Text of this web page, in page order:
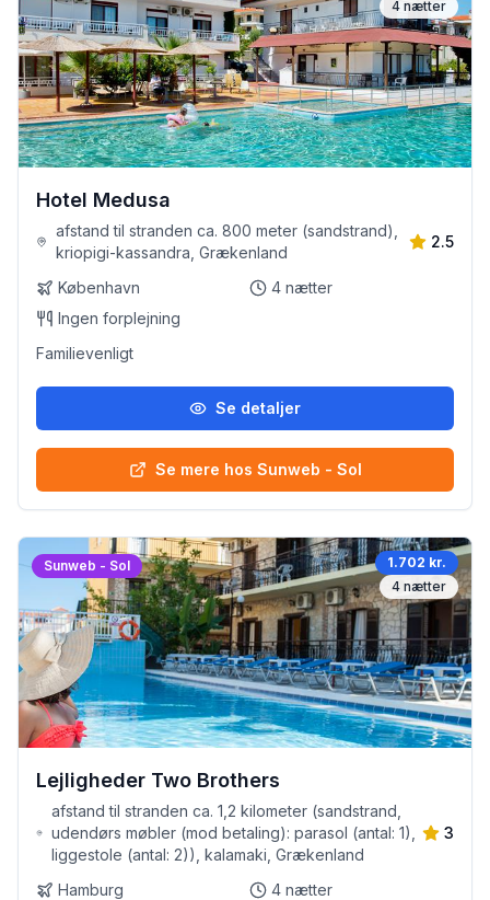
4 nætter
Hotel Medusa
afstand til stranden ca. 800 meter (sandstrand),
kriopigi-kassandra, Grækenland
2.5
København 4 nætter
Ingen forplejning
Familievenligt
Se detaljer
Se mere hos Sunweb - Sol
Sunweb - Sol
1.702 kr.
4 nætter
Lejligheder Two Brothers
afstand til stranden ca. 1,2 kilometer (sandstrand,
udendørs møbler (mod betaling): parasol (antal: 1),
liggestole (antal: 2)), kalamaki, Grækenland
3
Hamburg 4 nætter